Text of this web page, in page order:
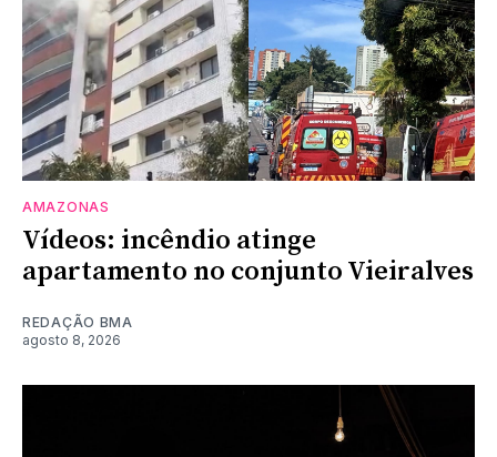
AMAZONAS
Vídeos: incêndio atinge
apartamento no conjunto Vieiralves
REDAÇÃO BMA
agosto 8, 2026